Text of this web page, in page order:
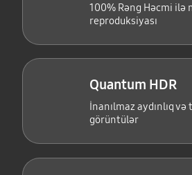
100% Rəng Həcmi ilə
reproduksiyası
Quantum HDR
İnanılmaz aydınlıq
görüntülər